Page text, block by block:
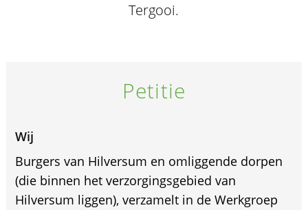
Tergooi.
Petitie
Wij
Burgers van Hilversum en omliggende dorpen
(die binnen het verzorgingsgebied van
Hilversum liggen), verzamelt in de Werkgroep